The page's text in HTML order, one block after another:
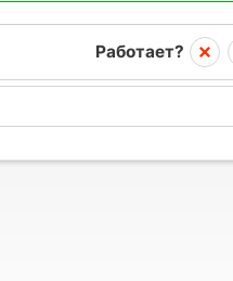
Работает?